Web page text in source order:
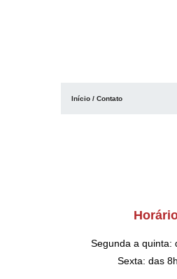
Início / Contato
Segunda a quinta:
Sexta: das